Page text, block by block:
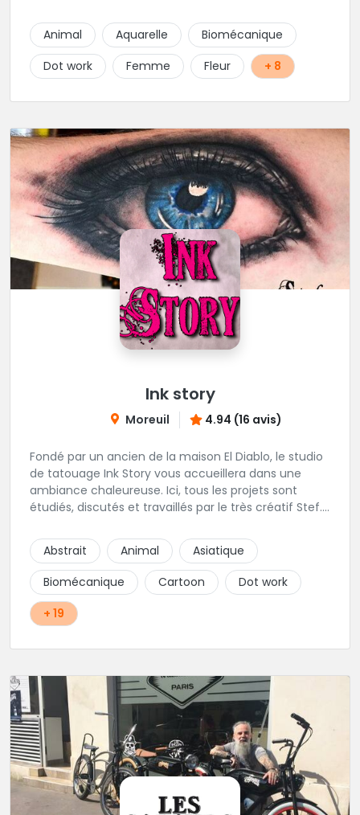
Joignable par SMS pour toutes demande de RDV
Animal Aquarelle
Biomécanique
Dot work
Femme Fleur + 8
Ink story
Moreuil 4.94 (16 avis)
Fondé par un ancien de la maison El Diablo, le studio
de tatouage Ink Story vous accueillera dans une
ambiance chaleureuse. Ici, tous les projets sont
étudiés, discutés et travaillés par le très créatif Stef.
Abstrait
Animal
Asiatique
Biomécanique
Cartoon
Dot work
+ 19